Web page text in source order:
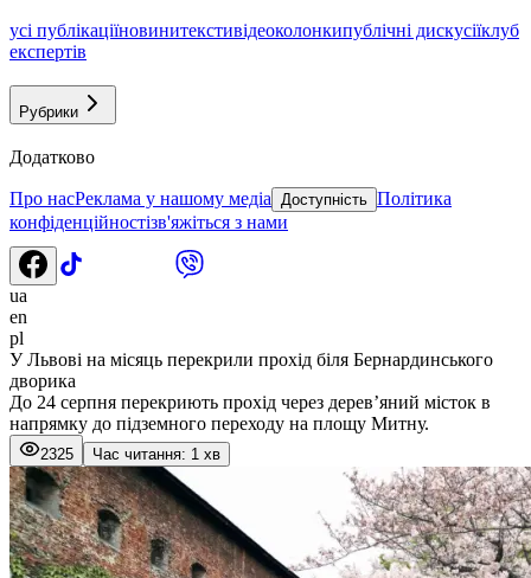
усі публікаціїновинитекстивідеоколонкипублічні дискусіїклуб
експертів
Рубрики
Додатково
Про насРеклама у нашому медіа Доступність Політика
конфіденційностізв'яжіться з нами
ua
en
pl
У Львові на місяць перекрили прохід біля Бернардинського
дворика
До 24 серпня перекриють прохід через дерев’яний місток в
напрямку до підземного переходу на площу Митну.
2325 Час читання: 1 хв